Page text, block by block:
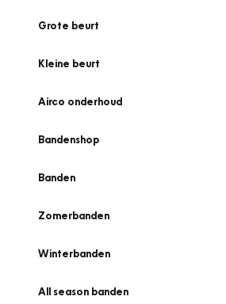
Grote beurt
Kleine beurt
Airco onderhoud
Bandenshop
Banden
Zomerbanden
Winterbanden
All season banden